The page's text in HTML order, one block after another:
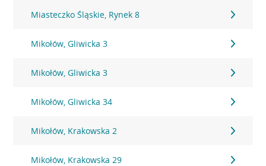
Miasteczko Śląskie, Rynek 8
Mikołów, Gliwicka 3
Mikołów, Gliwicka 3
Mikołów, Gliwicka 34
Mikołów, Krakowska 2
Mikołów, Krakowska 29